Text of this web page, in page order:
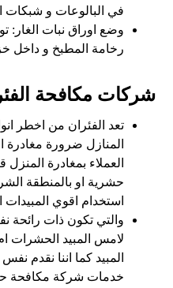
في البالوعات و شبكات
وضع اوراق نبات الغار:
رخامة المطبخ و داخل
شركات مكافحة
تعد الفئران من اخطر
المنازل ضرورة مغادرة
العملاء بمغادرة
حشرية او بالمنطقة
استخدام اقوي المبيدات
والتي تكون ذات رائحة
لامس المبيد الحشرات
المبيد كما اننا نقدم
خدمات شركة مكافحة